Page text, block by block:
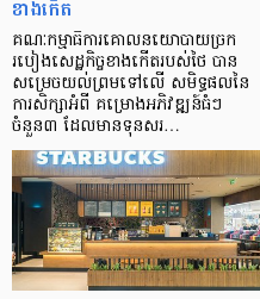
ខាងកើត
គណៈកម្មាធិការគោលនយោបាយច្រក
របៀងសេដ្ឋកិច្ចខាងកើតរបស់ថៃ បាន
សម្រេចយល់ព្រមទៅលើ សមិទ្ធផលនៃ
ការសិក្សាអំពី គម្រោងអភិវឌ្ឍន៍ធំៗ
ចំនួន៣ ដែលមានទុនសរ…